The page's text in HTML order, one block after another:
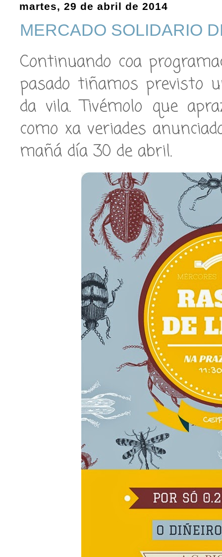
martes, 29 de abril de 2014
MERCADO SOLIDARIO
Continuando coa
pasado tiñamos previsto
da vila. Tivémolo que
como xa veriades
mañá día 30 de abril.